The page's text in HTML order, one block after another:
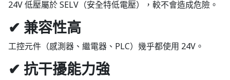
24V 低壓屬於 SELV（安全特低電壓），較不會造成危險。
✔ 兼容性高
工控元件（感測器、繼電器、PLC）幾乎都使用 24V。
✔ 抗干擾能力強